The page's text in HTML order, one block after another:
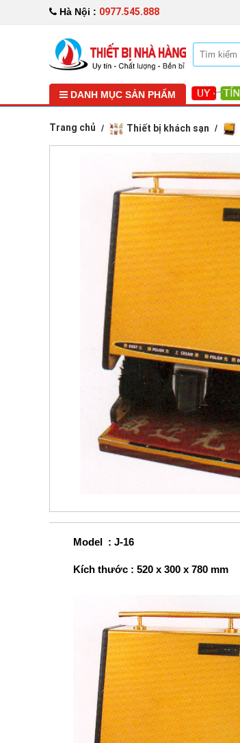
Hà Nội : 0977.545.888
DANH MỤC SẢN PHẨM
Trang chủ Thiết bị khách sạn
Model : J-16
Kích thước : 520 x 300 x 780 mm